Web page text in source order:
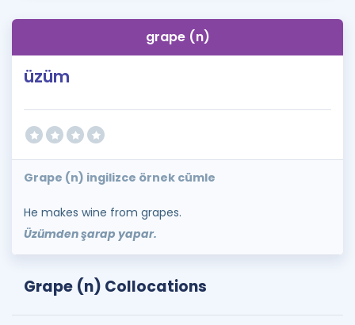
Blog
İngilizce Gramer
grape (n)
üzüm
Grape (n) ingilizce örnek cümle
He makes wine from grapes.
Üzümden şarap yapar.
Grape (n) Collocations